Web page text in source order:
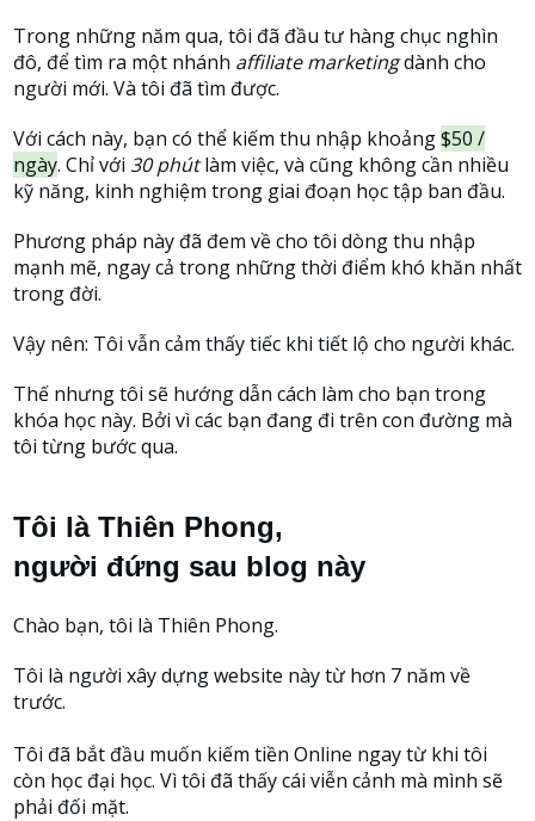
Trong những năm qua, tôi đã đầu tư hàng chục nghìn
đô, để tìm ra một nhánh affiliate marketingdành cho
người mới. Và tôi đã tìm được.
Với cách này, bạn có thể kiếm thu nhập khoảng$50 /
ngày. Chỉ với 30 phútlàm việc, và cũng không cần nhiều
kỹ năng, kinh nghiệm trong giai đoạn học tập ban đầu.
Phương pháp này đã đem về cho tôi dòng thu nhập
mạnh mẽ, ngay cả trong những thời điểm khó khăn nhất
trong đời.
Vậy nên: Tôi vẫn cảm thấy tiếc khi tiết lộ cho người khác.
Thế nhưng tôi sẽ hướng dẫn cách làm cho bạn trong
khóa học này. Bởi vì các bạn đang đi trên con đường mà
tôi từng bước qua.
Tôi là Thiên Phong,
người đứng sau blog này
Chào bạn, tôi là Thiên Phong.
Tôi là người xây dựng website này từ hơn 7 năm về
trước.
Tôi đã bắt đầu muốn kiếm tiền Online ngay từ khi tôi
còn học đại học. Vì tôi đã thấy cái viễn cảnh mà mình sẽ
phải đối mặt.